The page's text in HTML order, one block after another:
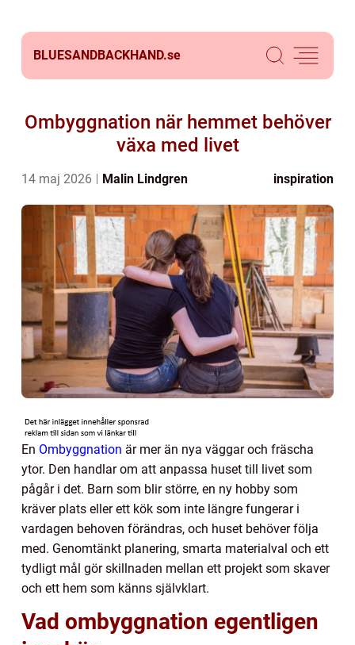
BLUESANDBACKHAND.se
Ombyggnation när hemmet behöver
växa med livet
14 maj 2026 Malin Lindgren inspiration
En Ombyggnation är mer än nya väggar och fräscha
ytor. Den handlar om att anpassa huset till livet som
pågår i det. Barn som blir större, en ny hobby som
kräver plats eller ett kök som inte längre fungerar i
vardagen behoven förändras, och huset behöver följa
med. Genomtänkt planering, smarta materialval och ett
tydligt mål gör skillnaden mellan ett projekt som skaver
och ett hem som känns självklart.
Vad ombyggnation egentligen